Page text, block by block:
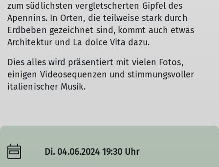
zum südlichsten vergletscherten Gipfel des
Apennins. In Orten, die teilweise stark durch
Erdbeben gezeichnet sind, kommt auch etwas
Architektur und La dolce Vita dazu.
Dies alles wird präsentiert mit vielen Fotos,
einigen Videosequenzen und stimmungsvoller
italienischer Musik.
Di. 04.06.2024 19:30 Uhr